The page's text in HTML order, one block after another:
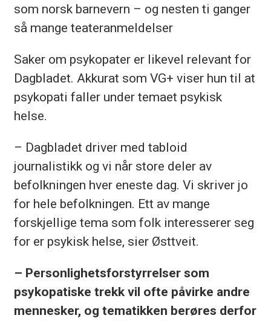
som norsk barnevern – og nesten ti ganger
så mange teateranmeldelser
Saker om psykopater er likevel relevant for
Dagbladet. Akkurat som VG+ viser hun til at
psykopati faller under temaet psykisk
helse.
– Dagbladet driver med tabloid
journalistikk og vi når store deler av
befolkningen hver eneste dag. Vi skriver jo
for hele befolkningen. Ett av mange
forskjellige tema som folk interesserer seg
for er psykisk helse, sier Østtveit.
– Personlighetsforstyrrelser som
psykopatiske trekk vil ofte påvirke andre
mennesker, og tematikken berøres derfor